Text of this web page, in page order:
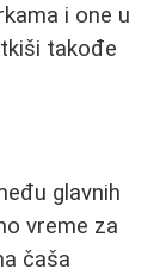
i one u
takođe
glavnih
vreme za
čaša